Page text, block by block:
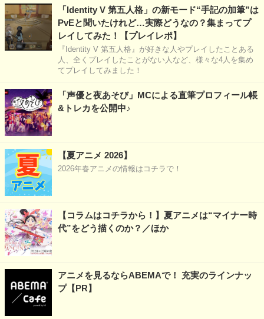
「Identity V 第五人格」の新モード“手記の加筆”は
PvEと聞いたけれど…実際どうなの？集まってプ
レイしてみた！【プレイレポ】
『Identity V 第五人格』が好きな人やプレイしたことある
人、全くプレイしたことがない人など、様々な4人を集め
てプレイしてみました！
「声優と夜あそび」MCによる直筆プロフィール帳
&トレカを公開中♪
【夏アニメ 2026】
2026年春アニメの情報はコチラで！
【コラムはコチラから！】夏アニメは“マイナー時
代”をどう描くのか？／ほか
アニメを見るならABEMAで！ 充実のラインナッ
プ【PR】